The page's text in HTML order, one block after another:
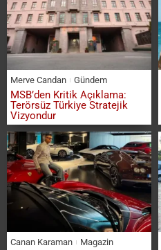
Merve Candan Gündem
MSB’den Kritik Açıklama:
Terörsüz Türkiye Stratejik
Vizyondur
Canan Karaman Magazin